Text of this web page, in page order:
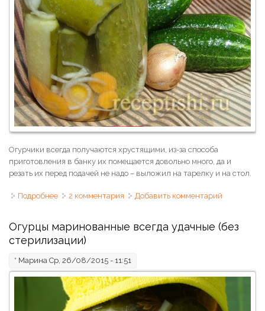
Огурчики всегда получаются хрустящими, из-за способа
приготовления в банку их помещается довольно много, да и
резать их перед подачей не надо – выложил на тарелку и на стол.
Подробнее о Огурцы резаные, маринованные с морковью и луком
2 комментария Добавить комментарий
Огурцы маринованные всегда удачные (без
стерилизации)
* Марина Ср, 26/08/2015 - 11:51